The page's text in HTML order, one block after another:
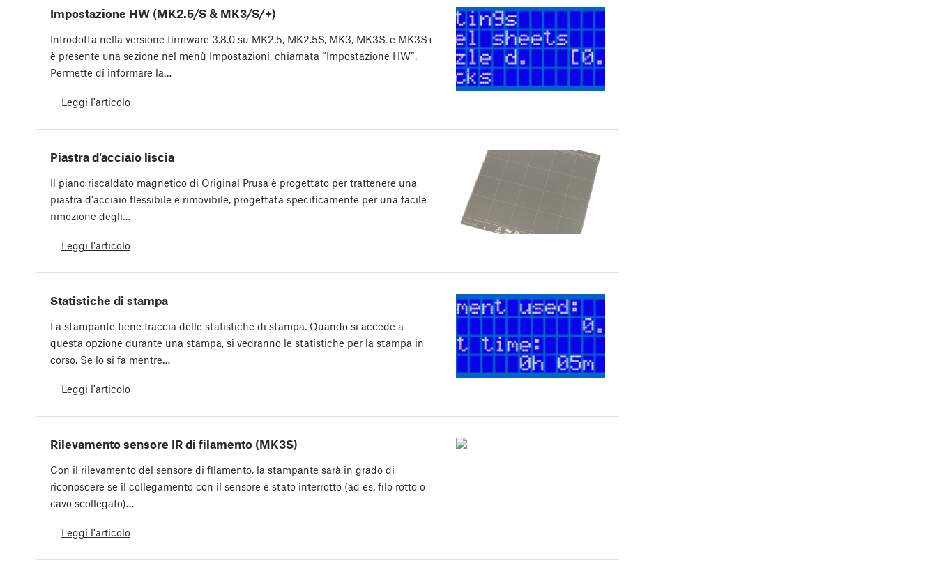
Impostazione HW (MK2.5/S & MK3/S/+)
Introdotta nella versione firmware 3.8.0 su MK2.5, MK2.5S, MK3, MK3S, e MK3S+
è presente una sezione nel menù Impostazioni, chiamata “Impostazione HW”.
Permette di informare la…
Leggi l'articolo
Piastra d'acciaio liscia
Il piano riscaldato magnetico di Original Prusa è progettato per trattenere una
piastra d'acciaio flessibile e rimovibile, progettata specificamente per una facile
rimozione degli…
Leggi l'articolo
Statistiche di stampa
La stampante tiene traccia delle statistiche di stampa. Quando si accede a
questa opzione durante una stampa, si vedranno le statistiche per la stampa in
corso. Se lo si fa mentre…
Leggi l'articolo
Rilevamento sensore IR di filamento (MK3S)
Con il rilevamento del sensore di filamento, la stampante sarà in grado di
riconoscere se il collegamento con il sensore è stato interrotto (ad es. filo rotto o
cavo scollegato)…
Leggi l'articolo